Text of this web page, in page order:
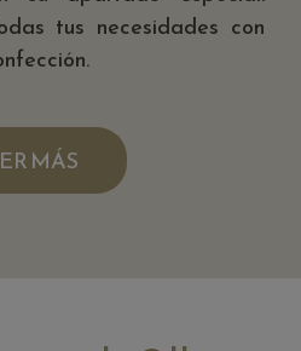
tus necesidades con
MÁS